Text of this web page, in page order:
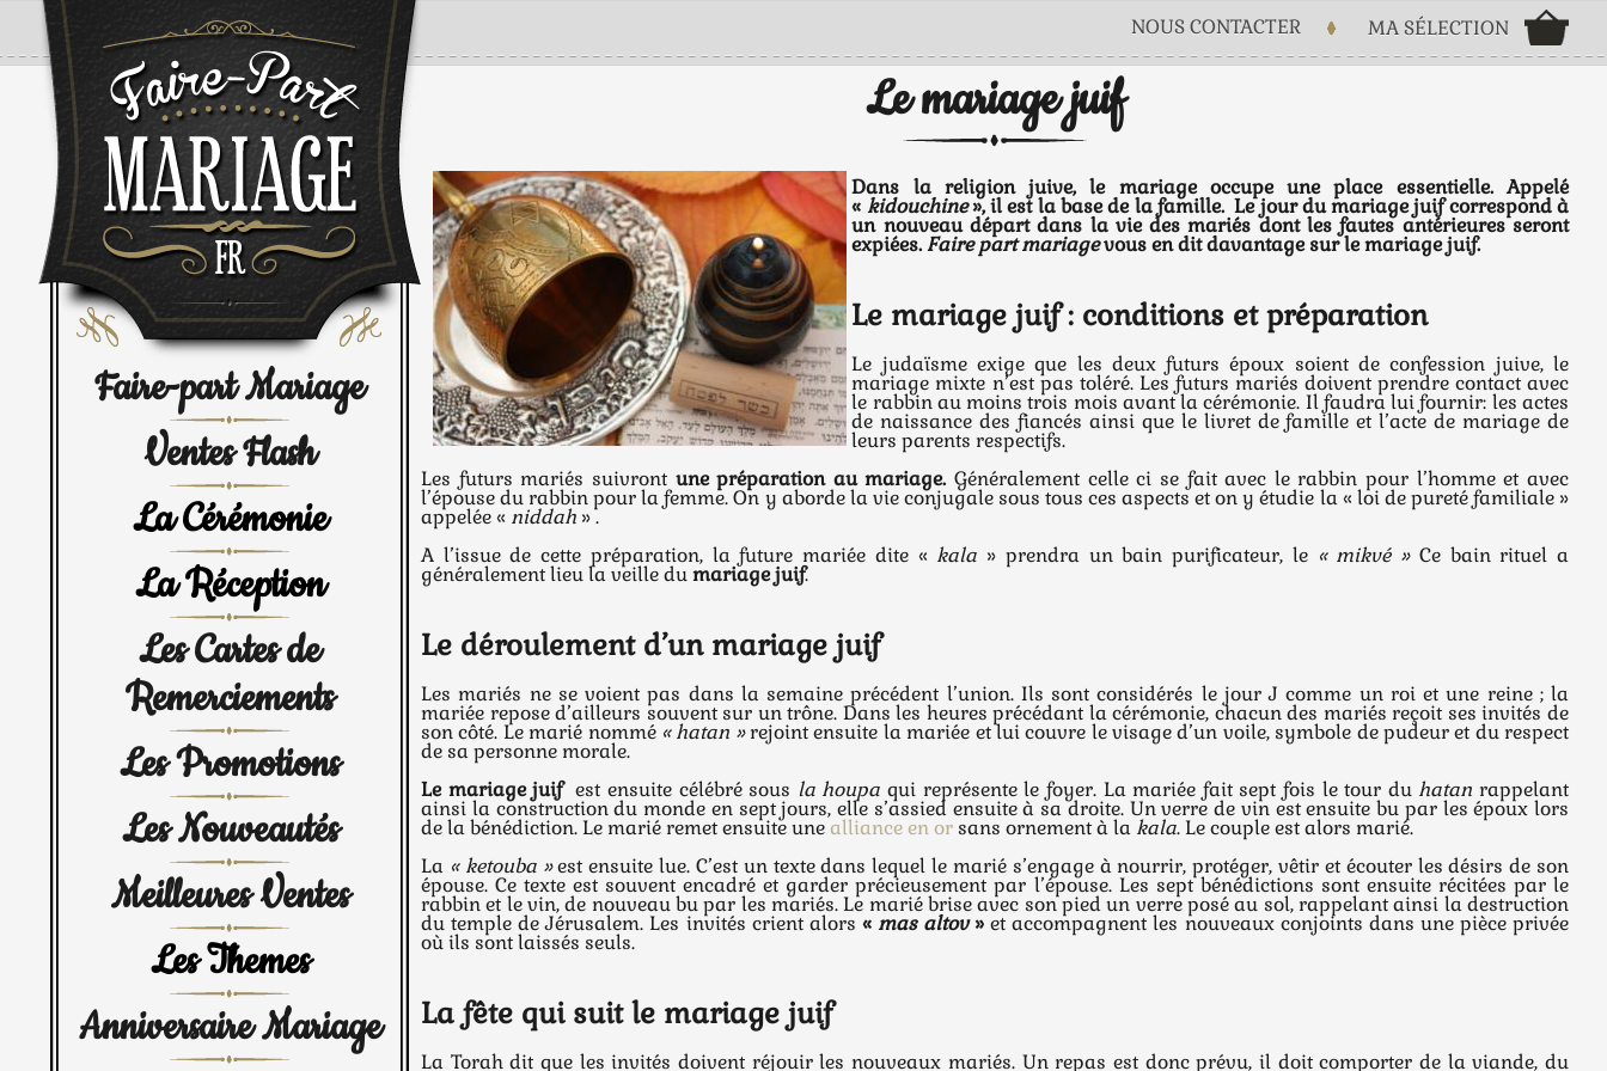
NOUS CONTACTER MA SÉLECTION
Faire-part Mariage
Ventes Flash
La Cérémonie
La Réception
Les Cartes de
Remerciements
Les Promotions
Les Nouveautés
Meilleures Ventes
Les Themes
Anniversaire Mariage
Le mariage juif
Dans la religion juive, le mariage occupe une place essentielle. Appelé
« kidouchine», il est la base de la famille. Le jour du mariage juif correspond à
un nouveau départ dans la vie des mariés dont les fautes antérieures seront
expiées.Faire part mariagevous en dit davantage sur le mariage juif.
Le mariage juif : conditions et préparation
Le judaïsme exige que les deux futurs époux soient de confession juive, le
mariage mixte n’est pas toléré. Les futurs mariés doivent prendre contact avec
le rabbin au moins trois mois avant la cérémonie. Il faudra lui fournir: les actes
de naissance des fiancés ainsi que le livret de famille et l’acte de mariage de
leurs parents respectifs.
Les futurs mariés suivront une préparation au mariage.Généralement celle ci se fait avec le rabbin pour l’homme et avec
l’épouse du rabbin pour la femme. On y aborde la vie conjugale sous tous ces aspects et on y étudie la « loi de pureté familiale »
appelée « niddah » .
A l’issue de cette préparation, la future mariée dite « kala » prendra un bain purificateur, le « mikvé »Ce bain rituel a
généralement lieu la veille dumariage juif.
Le déroulement d’un mariage juif
Les mariés ne se voient pas dans la semaine précédent l’union. Ils sont considérés le jour J comme un roi et une reine ; la
mariée repose d’ailleurs souvent sur un trône. Dans les heures précédant la cérémonie, chacun des mariés reçoit ses invités de
son côté. Le marié nommé « hatan »rejoint ensuite la mariée et lui couvre le visage d’un voile, symbole de pudeur et du respect
de sa personne morale.
Le mariage juifest ensuite célébré sous la houpa qui représente le foyer. La mariée fait sept fois le tour du hatan rappelant
ainsi la construction du monde en sept jours, elle s’assied ensuite à sa droite. Un verre de vin est ensuite bu par les époux lors
de la bénédiction. Le marié remet ensuite unealliance en or sans ornement à la kala. Le couple est alors marié.
La « ketouba »est ensuite lue. C’est un texte dans lequel le marié s’engage à nourrir, protéger, vêtir et écouter les désirs de son
épouse. Ce texte est souvent encadré et garder précieusement par l’épouse. Les sept bénédictions sont ensuite récitées par le
rabbin et le vin, de nouveau bu par les mariés. Le marié brise avec son pied un verre posé au sol, rappelant ainsi la destruction
du temple de Jérusalem. Les invités crient alors « mas altov» et accompagnent les nouveaux conjoints dans une pièce privée
où ils sont laissés seuls.
La fête qui suit le mariage juif
La Torah dit que les invités doivent réjouir les nouveaux mariés. Un repas est donc prévu, il doit comporter de la viande, du